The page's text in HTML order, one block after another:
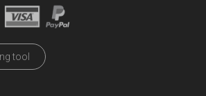
tool